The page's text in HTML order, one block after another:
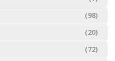
(98)
(20)
(72)